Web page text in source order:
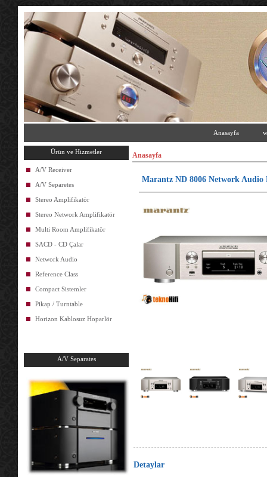
Anasayfa
Ürün ve Hizmetler
A/V Receiver
A/V Separetes
Stereo Amplifikatör
Stereo Network Amplifikatör
Multi Room Amplifikatör
SACD - CD Çalar
Network Audio
Reference Class
Compact Sistemler
Pikap / Turntable
Horizon Kablosuz Hoparlör
A/V Separates
Anasayfa
Marantz ND 8006 Network Audio
Detaylar